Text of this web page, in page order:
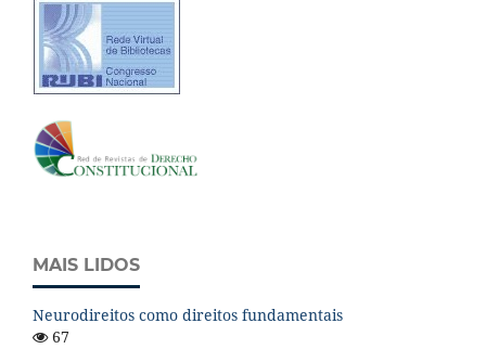
MAIS LIDOS
Neurodireitos como direitos fundamentais
67